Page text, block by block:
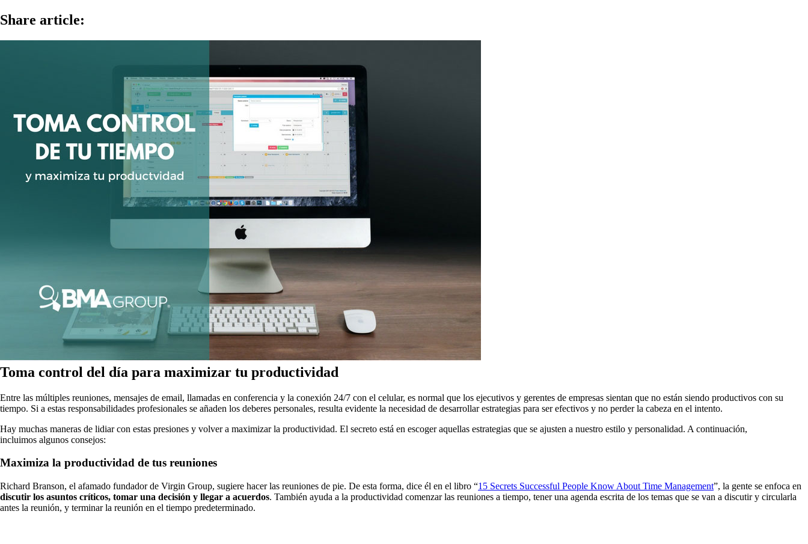
Share article:
Toma control del día para maximizar tu productividad
Entre las múltiples reuniones, mensajes de email, llamadas en conferencia y la conexión 24/7 con el celular, es normal que los ejecutivos y gerentes de empresas sientan que no están siendo productivos con su
tiempo. Si a estas responsabilidades profesionales se añaden los deberes personales, resulta evidente la necesidad de desarrollar estrategias para ser efectivos y no perder la cabeza en el intento.
Hay muchas maneras de lidiar con estas presiones y volver a maximizar la productividad. El secreto está en escoger aquellas estrategias que se ajusten a nuestro estilo y personalidad. A continuación,
incluimos algunos consejos:
Maximiza la productividad de tus reuniones
Richard Branson, el afamado fundador de Virgin Group, sugiere hacer las reuniones de pie. De esta forma, dice él en el libro “15 Secrets Successful People Know About Time Management”, la gente se enfoca en
discutir los asuntos críticos, tomar una decisión y llegar a acuerdos. También ayuda a la productividad comenzar las reuniones a tiempo, tener una agenda escrita de los temas que se van a discutir y circularla
antes la reunión, y terminar la reunión en el tiempo predeterminado.